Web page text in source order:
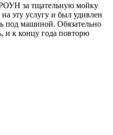
за тщательную мойку
эту услугу и был удивлен
под машиной. Обязательно
и к концу года повторю